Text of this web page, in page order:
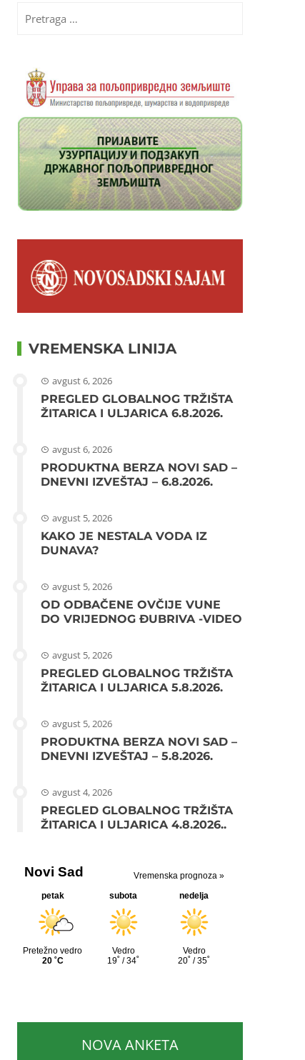
za:
VREMENSKA LINIJA
avgust 6, 2026
PREGLED GLOBALNOG TRŽIŠTA
ŽITARICA I ULJARICA 6.8.2026.
avgust 6, 2026
PRODUKTNA BERZA NOVI SAD –
DNEVNI IZVEŠTAJ – 6.8.2026.
avgust 5, 2026
KAKO JE NESTALA VODA IZ
DUNAVA?
avgust 5, 2026
OD ODBAČENE OVČIJE VUNE
DO VRIJEDNOG ĐUBRIVA -VIDEO
avgust 5, 2026
PREGLED GLOBALNOG TRŽIŠTA
ŽITARICA I ULJARICA 5.8.2026.
avgust 5, 2026
PRODUKTNA BERZA NOVI SAD –
DNEVNI IZVEŠTAJ – 5.8.2026.
avgust 4, 2026
PREGLED GLOBALNOG TRŽIŠTA
ŽITARICA I ULJARICA 4.8.2026..
NOVA ANKETA